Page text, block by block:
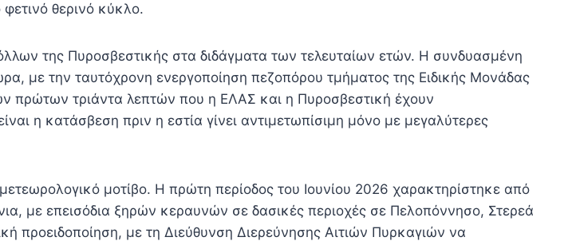
θερινό κύκλο.
της Πυροσβεστικής στα διδάγματα των τελευταίων ετών. Η συνδυασμένη
με την ταυτόχρονη ενεργοποίηση πεζοπόρου τμήματος της Ειδικής Μονάδας
πρώτων τριάντα λεπτών που η ΕΛΑΣ και η Πυροσβεστική έχουν
η κατάσβεση πριν η εστία γίνει αντιμετωπίσιμη μόνο με μεγαλύτερες
μοτίβο. Η πρώτη περίοδος του Ιουνίου 2026 χαρακτηρίστηκε από
με επεισόδια ξηρών κεραυνών σε δασικές περιοχές σε Πελοπόννησο, Στερεά
προειδοποίηση, με τη Διεύθυνση Διερεύνησης Αιτιών Πυρκαγιών να